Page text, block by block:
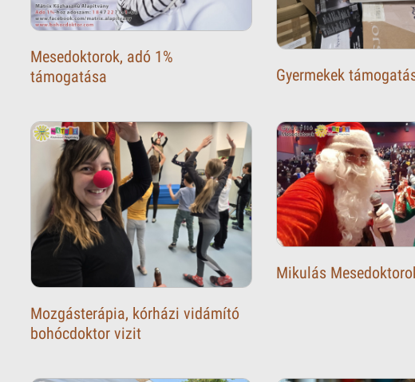
Mesedoktorok, adó 1%
támogatása
Gyermekek
Mozgásterápia, kórházi vidámító
bohócdoktor vizit
Mikulás